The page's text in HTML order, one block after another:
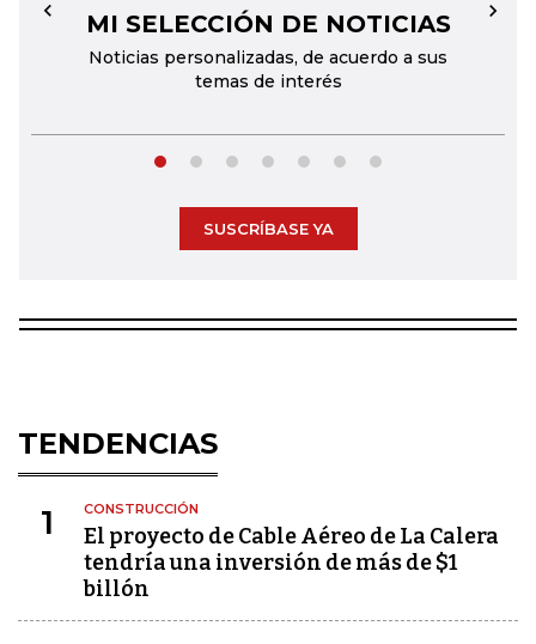
MI SELECCIÓN DE NOTICIAS
Noticias personalizadas, de acuerdo a sus
temas de interés
← →
SUSCRÍBASE YA
TENDENCIAS
1 CONSTRUCCIÓN
El proyecto de Cable Aéreo de La Calera
tendría una inversión de más de $1
billón